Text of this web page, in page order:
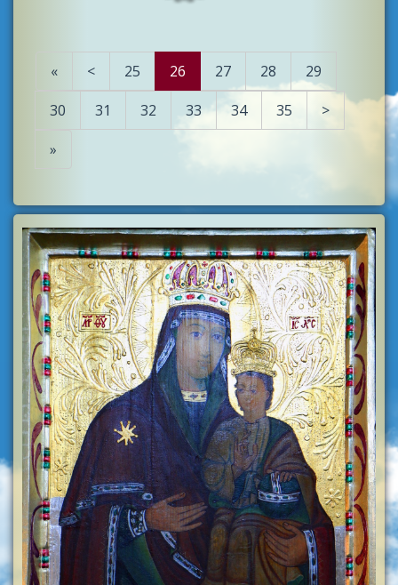
« < 25 26 27 28
29
30
31 32 33 34 35
>
»